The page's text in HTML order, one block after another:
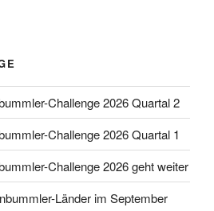
Challenge 2026 Quartal 2
Challenge 2026 Quartal 1
Challenge 2026 geht weiter
Länder im September